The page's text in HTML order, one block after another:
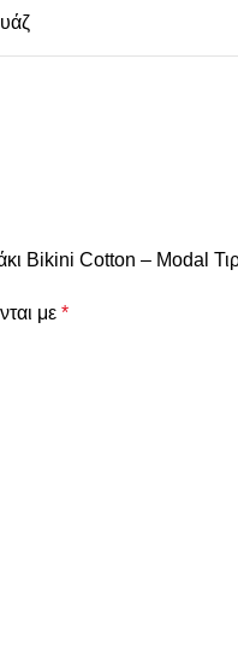
Bikini Cotton – Modal
με *